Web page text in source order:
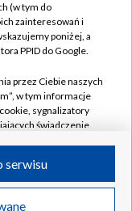
w likwidacji
(w tym do
zainteresowań i
poniżej, a
PPID do Google.
przez Ciebie naszych
w tym informacje
sygnalizatory
świadczenie
przez Ciebie
serwisu